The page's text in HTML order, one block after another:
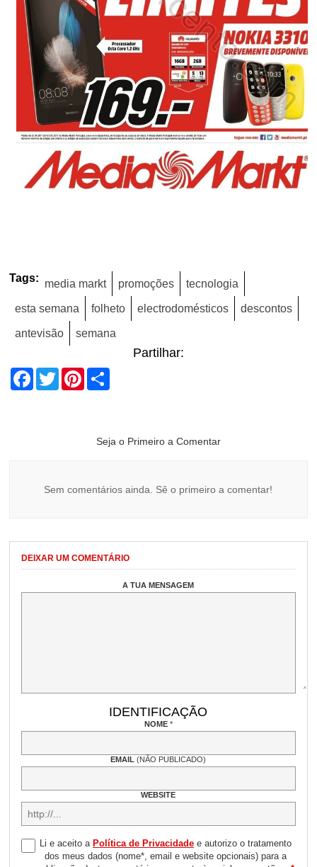
Tags: media markt promoções tecnologia
esta semana folheto electrodomésticos descontos
antevisão semana
Partilhar:
Facebook
TwitterPinterest
Seja o Primeiro a Comentar
Sem comentários ainda. Sê o primeiro a comentar!
DEIXAR UM COMENTÁRIO
A TUA MENSAGEM
IDENTIFICAÇÃO
NOME *
EMAIL(NÃO PUBLICADO)
WEBSITE
Li e aceito a Política de Privacidadee autorizo o tratamento
dos meus dados (nome*, email e website opcionais) para a